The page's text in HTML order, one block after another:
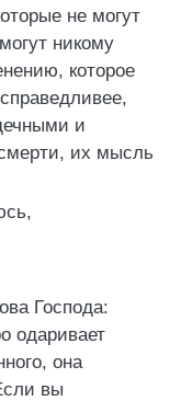
не могут
никому
которое
и
их мысль
Господа:
одаривает
она
вы